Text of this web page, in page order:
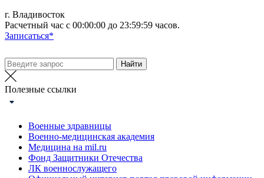
г. Владивосток
Расчетный час с 00:00:00 до 23:59:59 часов.
Записаться*
Полезные ссылки
Военные здравницы
Военно-медицинская академия
Медицина на mil.ru
Фонд Защитники Отечества
ЛК военнослужащего